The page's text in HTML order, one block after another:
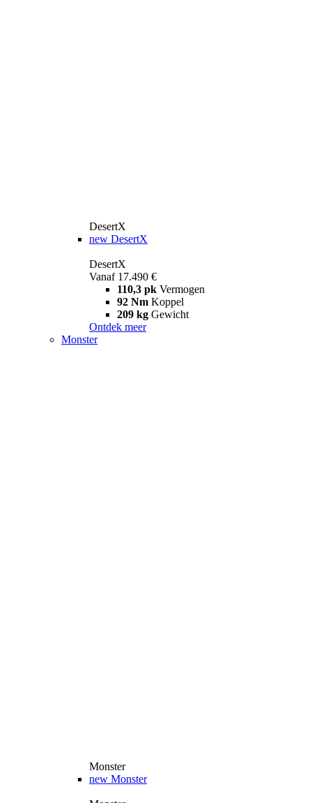
DesertX
new DesertX
DesertX
Vanaf 17.490 €
110,3 pk Vermogen
92 Nm Koppel
209 kg Gewicht
Ontdek meer
Monster
Monster
new Monster